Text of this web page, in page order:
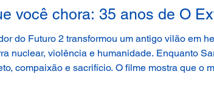
você chora: 35 anos de O
do Futuro 2 transformou um antigo vilão em
nuclear, violência e humanidade. Enquanto
compaixão e sacrifício. O filme mostra que o